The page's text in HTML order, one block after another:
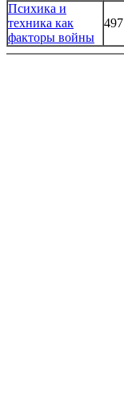
Психика и
техника как
факторы войны
497